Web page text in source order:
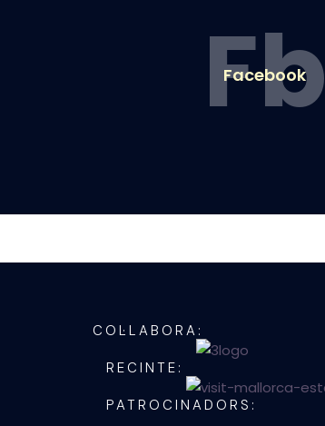
Fb
Facebook
COL·LABORA:
RECINTE:
PATROCINADORS: